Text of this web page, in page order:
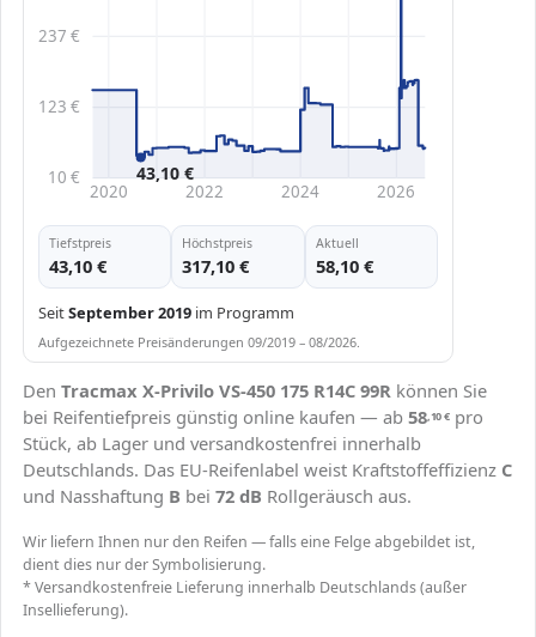
10 €
123 €
237 €
2020 2022 2024 2026
43,10 €
Tiefstpreis
43,10 €
Höchstpreis
317,10 €
Aktuell
58,10 €
SeitSeptember 2019 im Programm
Aufgezeichnete Preisänderungen 09/2019 – 08/2026.
Den Tracmax X-Privilo VS-450 175 R14C 99R können Sie
bei Reifentiefpreis günstig online kaufen — ab 58,10€ pro
Stück, ab Lager und versandkostenfrei innerhalb
Deutschlands. Das EU-Reifenlabel weist Kraftstoffeffizienz C
und Nasshaftung B bei 72 dB Rollgeräusch aus.
Wir liefern Ihnen nur den Reifen — falls eine Felge abgebildet ist,
dient dies nur der Symbolisierung.
* Versandkostenfreie Lieferung innerhalb Deutschlands (außer
Insellieferung).